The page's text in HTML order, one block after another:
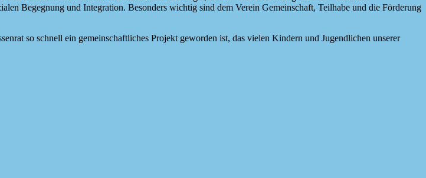
Begegnung und Integration. Besonders wichtig sind dem Verein Gemeinschaft, Teilhabe und die Förderung
so schnell ein gemeinschaftliches Projekt geworden ist, das vielen Kindern und Jugendlichen unserer